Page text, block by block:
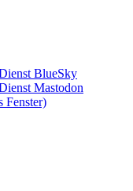
BlueSky
Mastodon
Fenster)